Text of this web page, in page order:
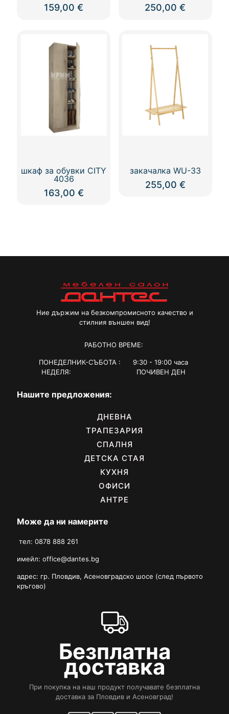
159,00€ 250,00€
шкаф за обувки CITY
4036
163,00 €
закачалка WU-33
255,00 €
Ние държим на безкомпромисното качество и
стилния външен вид!
РАБОТНО ВРЕМЕ:
ПОНЕДЕЛНИК-СЪБОТА : 9:30 - 19:00 часа
НЕДЕЛЯ: ПОЧИВЕН ДЕН
Нашите предложения:
ДНЕВНА
ТРАПЕЗАРИЯ
СПАЛНЯ
ДЕТСКА СТАЯ
КУХНЯ
ОФИСИ
АНТРЕ
Може да ни намерите
тел: 0878 888 261
имейл: office@dantes.bg
адрес: гр. Пловдив, Асеновградско шосе (след първото
кръгово)
Безплатна
доставка
При покупка на наш продукт получавате безплатна
доставка за Пловдив и Асеновград!